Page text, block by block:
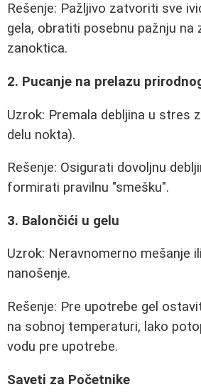
Rešenje: Pažljivo zatvoriti sve
gela, obratiti posebnu pažnju na
zanoktica.
2. Pucanje na prelazu
Uzrok: Premala debljina u stres
delu nokta).
Rešenje: Osigurati dovoljnu
formirati pravilnu "smešku".
3. Balončići u gelu
Uzrok: Neravnomerno mešanje
nanošenje.
Rešenje: Pre upotrebe gel
na sobnoj temperaturi, lako
vodu pre upotrebe.
Saveti za Početnike